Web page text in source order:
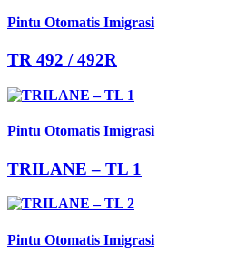
Pintu Otomatis Imigrasi
TR 492 / 492R
Pintu Otomatis Imigrasi
TRILANE – TL 1
Pintu Otomatis Imigrasi